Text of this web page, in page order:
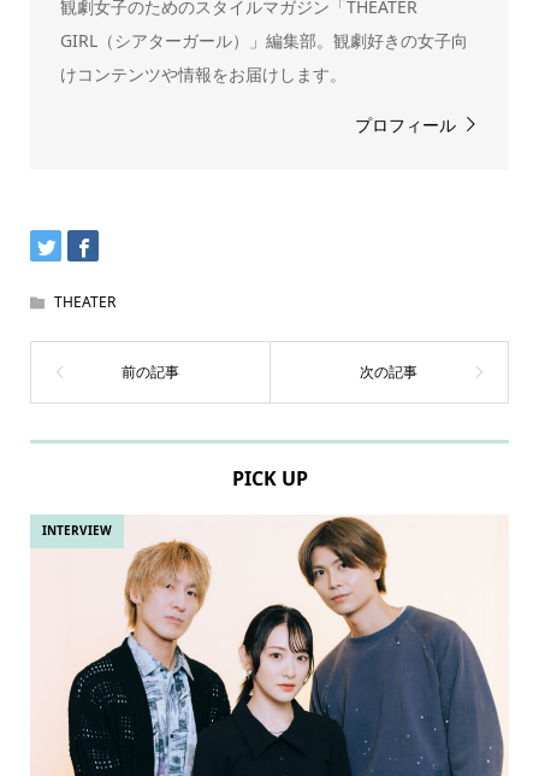
観劇女子のためのスタイルマガジン「THEATER
GIRL（シアターガール）」編集部。観劇好きの女子向
けコンテンツや情報をお届けします。
プロフィール
THEATER
PICK UP
INTERVIEW